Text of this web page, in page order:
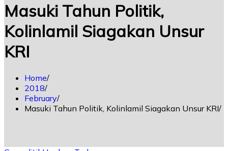
Masuki Tahun Politik,
Kolinlamil Siagakan Unsur
KRI
Home
2018
February
Masuki Tahun Politik, Kolinlamil Siagakan Unsur KRI